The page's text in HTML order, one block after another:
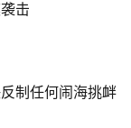
击
制任何闹海挑衅